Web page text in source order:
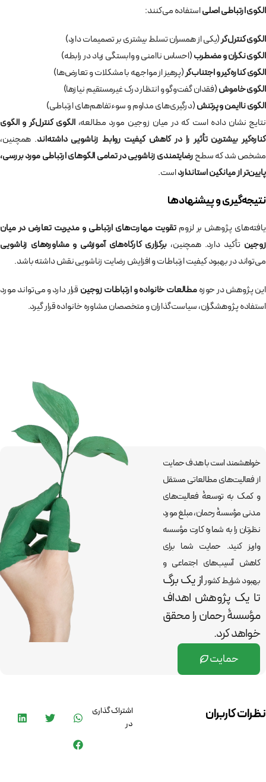
الگوی ارتباطی اصلیاستفاده می‌کنند:
الگوی کنترل‌گر(یکی از همسران تسلط بیشتری بر تصمیمات دارد)
الگوی نگران و مضطرب(احساس ناامنی و وابستگی زیاد در رابطه)
الگوی کناره‌گیر و اجتناب‌گر(پرهیز از مواجهه با مشکلات و تعارض‌ها)
الگوی خاموش(فقدان گفت‌وگو و انتظار درک غیرمستقیم نیازها)
الگوی ناایمن و پرتنش(درگیری‌های مداوم و سوء‌تفاهم‌های ارتباطی)
نتایج نشان داده است که در میان زوجین مورد مطالعه، الگوی کنترل‌گر و الگوی
کناره‌گیر بیشترین تأثیر را در کاهش کیفیت روابط زناشویی داشته‌اند. همچنین،
مشخص شد که سطحرضایتمندی زناشویی در تمامی الگوهای ارتباطی مورد بررسی،
پایین‌تر از میانگین استاندارداست.
نتیجه‌گیری و پیشنهادها
یافته‌های پژوهش بر لزوم تقویت مهارت‌های ارتباطی و مدیریت تعارض در میان
زوجین تأکید دارد. همچنین، برگزاری کارگاه‌های آموزشی و مشاوره‌های زناشویی
می‌تواند در بهبود کیفیت ارتباطات و افزایش رضایت زناشویی نقش داشته باشد.
این پژوهش در حوزهمطالعات خانواده و ارتباطات زوجین قرار دارد و می‌تواند مورد
استفاده پژوهشگران، سیاست‌گذاران و متخصصان مشاوره خانواده قرار گیرد.
خواهشمند است با هدف حمایت
از فعالیت‌های مطالعاتی مستقل
و کمک به توسعۀ فعالیت‌های
مدنی مؤسسۀ رحمان، مبلغ مورد
نظرتان را به شماره کارت مؤسسه
واریز کنید. حمایت شما برای
کاهش آسیب‌های اجتماعی و
بهبود شرایط کشوراز یک برگ
تا یک پژوهش اهداف
مؤسسۀ رحمان رامحقق
خواهد کرد.
حمایت
نظرات کاربران
اشتراک گذاری
در